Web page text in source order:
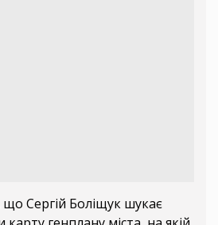
що Сергій Боліщук шукає